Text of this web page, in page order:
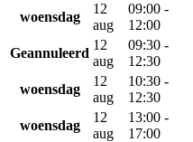
woensdag
12
aug
09:00 -
12:00
Geannuleerd
12
aug
09:30 -
12:30
woensdag
12
aug
10:30 -
12:30
woensdag
12
aug
13:00 -
17:00